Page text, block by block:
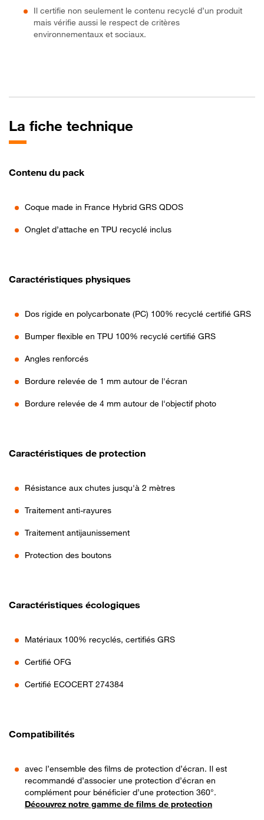
Il certifie non seulement le contenu recyclé d’un produit
mais vérifie aussi le respect de critères
environnementaux et sociaux.
La fiche technique
Contenu du pack
Coque made in France Hybrid GRS QDOS
Onglet d’attache en TPU recyclé inclus
Caractéristiques physiques
Dos rigide en polycarbonate (PC) 100% recyclé certifié GRS
Bumper flexible en TPU 100% recyclé certifié GRS
Angles renforcés
Bordure relevée de 1 mm autour de l'écran
Bordure relevée de 4 mm autour de l'objectif photo
Caractéristiques de protection
Résistance aux chutes jusqu'à 2 mètres
Traitement anti-rayures
Traitement antijaunissement
Protection des boutons
Caractéristiques écologiques
Matériaux 100% recyclés, certifiés GRS
Certifié OFG
Certifié ECOCERT 274384
Compatibilités
avec l’ensemble des films de protection d’écran. Il est
recommandé d’associer une protection d’écran en
complément pour bénéficier d’une protection 360°.
Découvrez notre gamme de films de protection